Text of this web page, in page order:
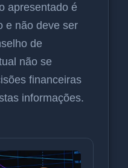
apresentado é
e não deve ser
de
não se
financeiras
informações.